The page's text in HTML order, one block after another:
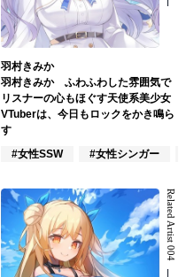
#ポップス
羽村きみか
羽村きみか ふわふわした雰囲気で
リスナーの心もほぐす天使系美少女
VTuberは、今日もロックをかき鳴ら
す
#女性SSW
#女性シンガー
Related Artist 004